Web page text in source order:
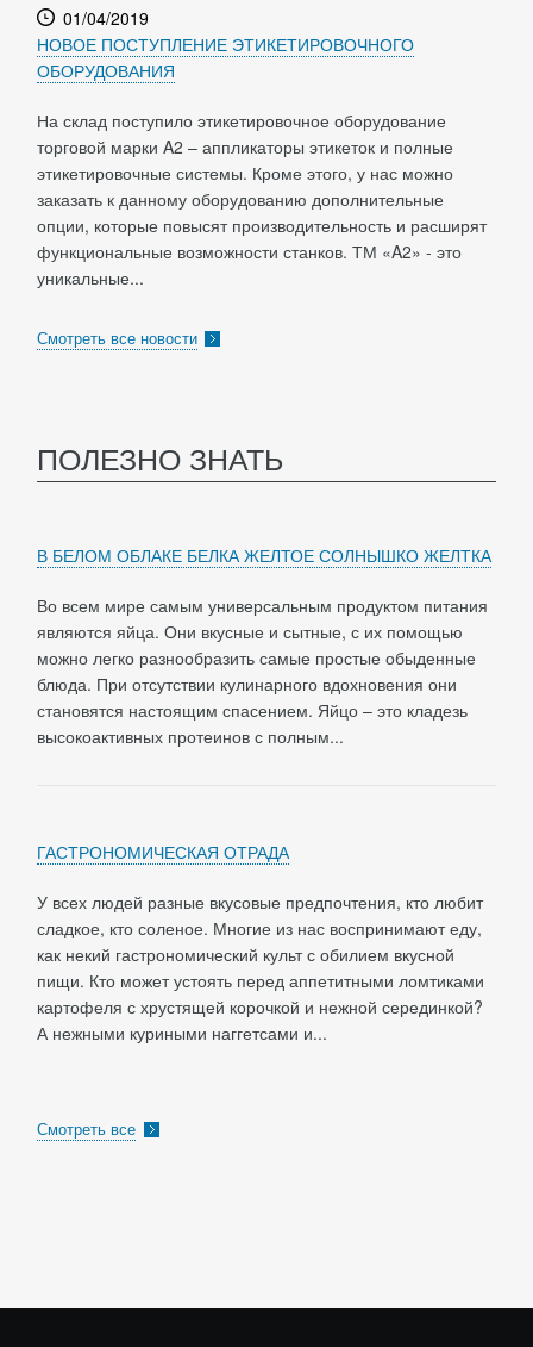
01/04/2019
НОВОЕ ПОСТУПЛЕНИЕ ЭТИКЕТИРОВОЧНОГО
ОБОРУДОВАНИЯ
На склад поступило этикетировочное оборудование
торговой марки A2 – аппликаторы этикеток и полные
этикетировочные системы. Кроме этого, у нас можно
заказать к данному оборудованию дополнительные
опции, которые повысят производительность и расширят
функциональные возможности станков. ТМ «A2» - это
уникальные...
Смотреть все новости
ПОЛЕЗНО ЗНАТЬ
В БЕЛОМ ОБЛАКЕ БЕЛКА ЖЕЛТОЕ СОЛНЫШКО ЖЕЛТКА
Во всем мире самым универсальным продуктом питания
являются яйца. Они вкусные и сытные, с их помощью
можно легко разнообразить самые простые обыденные
блюда. При отсутствии кулинарного вдохновения они
становятся настоящим спасением. Яйцо – это кладезь
высокоактивных протеинов с полным...
ГАСТРОНОМИЧЕСКАЯ ОТРАДА
У всех людей разные вкусовые предпочтения, кто любит
сладкое, кто соленое. Многие из нас воспринимают еду,
как некий гастрономический культ с обилием вкусной
пищи. Кто может устоять перед аппетитными ломтиками
картофеля с хрустящей корочкой и нежной серединкой?
А нежными куриными наггетсами и...
Смотреть все